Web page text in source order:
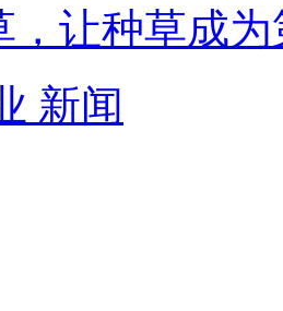
，让种草成
新闻